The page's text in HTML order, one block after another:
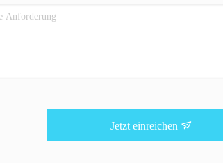
Jetzt einreichen